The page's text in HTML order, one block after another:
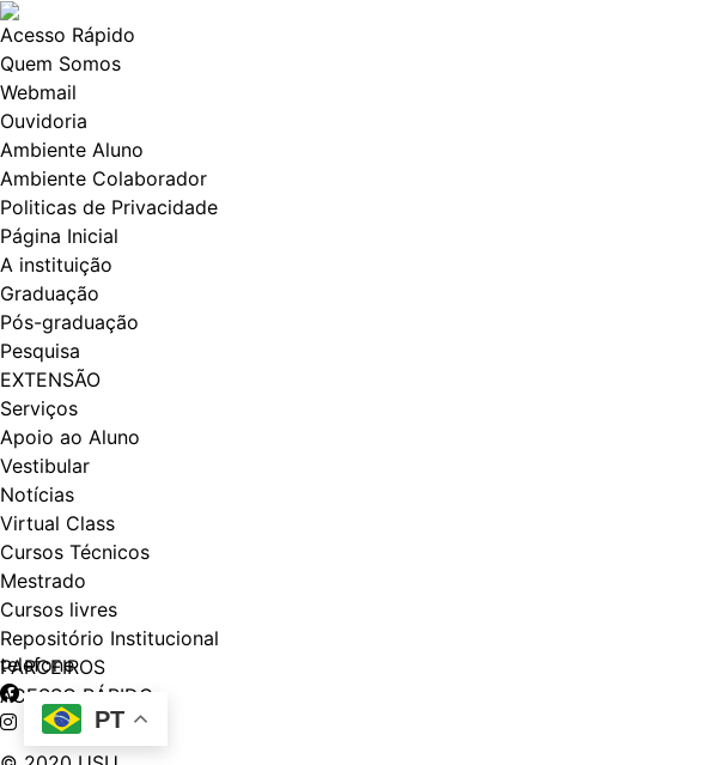
PT
Acesso Rápido
Quem Somos
Webmail
Ouvidoria
Ambiente Aluno
Ambiente Colaborador
Politicas de Privacidade
Página Inicial
A instituição
Graduação
Pós-graduação
Pesquisa
EXTENSÃO
Serviços
Apoio ao Aluno
Vestibular
Notícias
Virtual Class
Cursos Técnicos
Mestrado
Cursos livres
Repositório Institucional
PARCEIROS
ACESSO RÁPIDO
telefone